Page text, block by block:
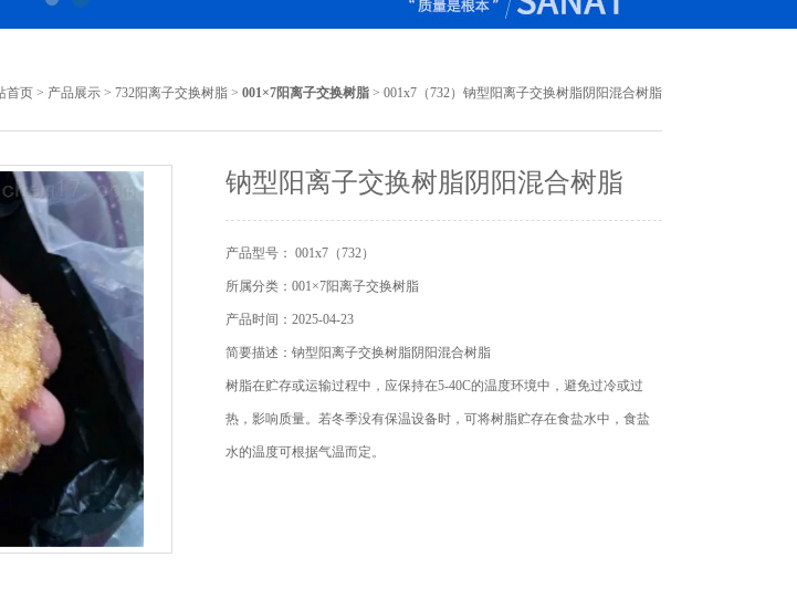
首页 > 产品展示 > 732阳离子交换树脂 > 001×7阳离子交换树脂 > 001x7（732）钠型阳离子交换树脂阴阳混合树脂
钠型阳离子交换树脂阴阳混合树脂
产品型号： 001x7（732）
所属分类：001×7阳离子交换树脂
产品时间：2025-04-23
简要描述：钠型阳离子交换树脂阴阳混合树脂
树脂在贮存或运输过程中，应保持在5-40C的温度环境中，避免过冷或过
热，影响质量。若冬季没有保温设备时，可将树脂贮存在食盐水中，食盐
水的温度可根据气温而定。